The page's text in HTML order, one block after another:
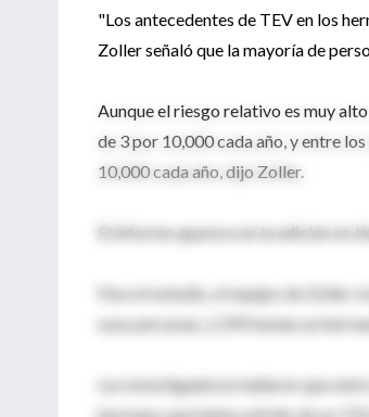
"Los antecedentes de TEV en los
Zoller señaló que la mayoría de
Aunque el riesgo relativo es muy
de 3 por 10,000 cada año, y entre
10,000 cada año, dijo Zoller.
El informe aparece en la edición en
Para el estudio, el equipo de Zoller
esas personas, 2,393 tenían un
Los investigadores hallaron que